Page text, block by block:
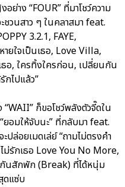
ย่าง “FOUR” ที่มาโชว์ความ
ชวนสาว ๆ ในคลาสมา feat.
3.2.1, FAYE,
ายใจเป็นเธอ, Love Villa,
เธอ, ใครทิ้งใครก่อน, เปลี่ยนกัน
กไปแล้ว”
“WAII” ก็ขอโชว์พลังตัวจี๊ดใน
อมให้จับนะ” ที่กลับมา feat.
ล่อยเมดเล่ย์ “ถามไม่ตรงคำ
ม่รักเธอ Love You No More,
กันสักพัก (Break) ที่ได้หนุ่ม
ดแซ่บ